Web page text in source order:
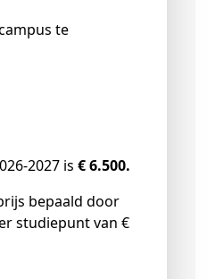
te
2027 is € 6.500.
bepaald door
studiepunt van €